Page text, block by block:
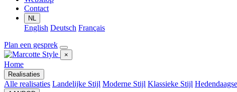
Contact
NL
English Deutsch Français
Plan een gesprek
×
Home
Realisaties
Alle realisaties Landelijke Stijl Moderne Stijl Klassieke Stijl